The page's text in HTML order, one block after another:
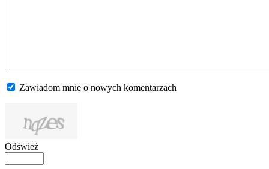
Zawiadom mnie o nowych komentarzach
Odśwież